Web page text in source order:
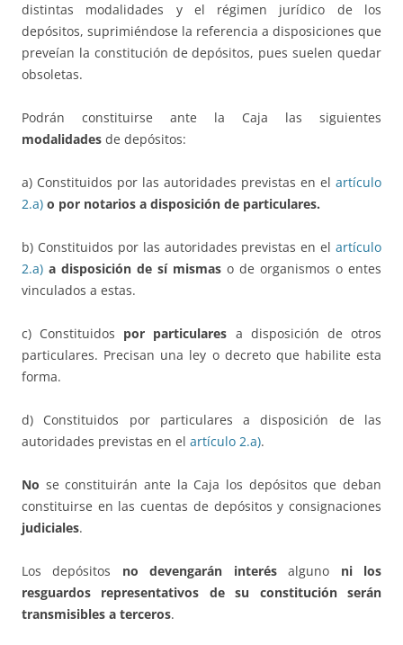
distintas modalidades y el régimen jurídico de los
depósitos, suprimiéndose la referencia a disposiciones que
preveían la constitución de depósitos, pues suelen quedar
obsoletas.
Podrán constituirse ante la Caja las siguientes
modalidades de depósitos:
a) Constituidos por las autoridades previstas en el artículo
2.a) o por notarios a disposición de particulares.
b) Constituidos por las autoridades previstas en el artículo
2.a) a disposición de sí mismas o de organismos o entes
vinculados a estas.
c) Constituidos por particulares a disposición de otros
particulares. Precisan una ley o decreto que habilite esta
forma.
d) Constituidos por particulares a disposición de las
autoridades previstas en el artículo 2.a).
No se constituirán ante la Caja los depósitos que deban
constituirse en las cuentas de depósitos y consignaciones
judiciales.
Los depósitos no devengarán interésalguno ni los
resguardos representativos de su constitución serán
transmisibles a terceros.